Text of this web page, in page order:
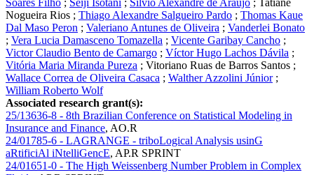
Nogueira Rios ; Thiago Alexandre Salgueiro Pardo ; Thomas Kaue
Dal Maso Peron ; Valeriano Antunes de Oliveira ; Vanderlei Bonato
; Vera Lucia Damasceno Tomazella ; Vicente Garibay Cancho ;
Victor Claudio Bento de Camargo ; Víctor Hugo Lachos Dávila ;
Vitória Maria Miranda Pureza ; Vitoriano Ruas de Barros Santos ;
Wallace Correa de Oliveira Casaca ; Walther Azzolini Júnior;
William Roberto Wolf
Associated research grant(s):
25/13636-8 - 8th Brazilian Conference on Statistical Modeling in
Insurance and Finance, AO.R
24/01785-6 - LAGRANGE - triboLogical Analysis usinG
aRtificiAl iNtelliGencE, AP.R SPRINT
24/01651-0 - The High Weissenberg Number Problem in Complex